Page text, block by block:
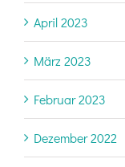
April 2023
März 2023
Februar 2023
Dezember 2022